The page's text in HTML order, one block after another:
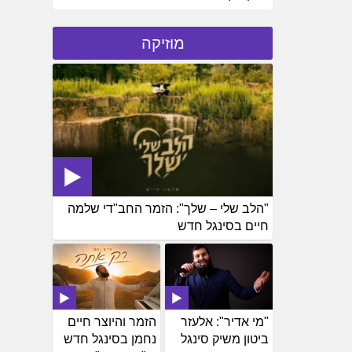
מוזיקה
"הלב שלי – שלך": הזמר החב"די שלמה
חיים בסינגל חדש
הזמר והיוצר חיים
נחמן בסינגל חדש
"מי אדיר": אלעזר
ביטון משיק סינגל